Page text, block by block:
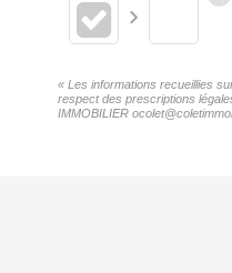
« Les informations recueillies
respect des prescriptions
IMMOBILIER